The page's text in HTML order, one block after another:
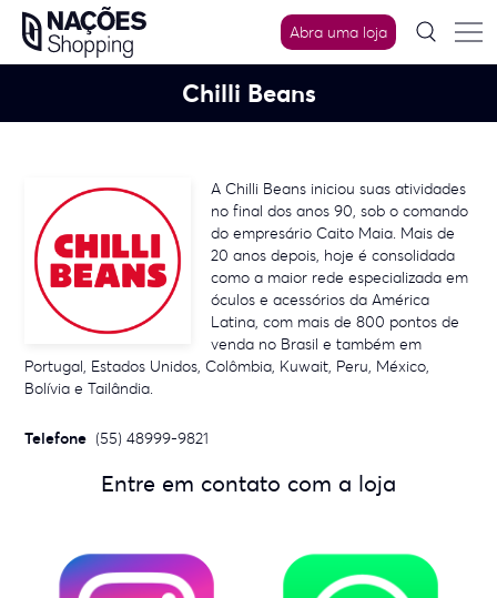
Skip
content
Abra uma loja
Chilli Beans
A Chilli Beans iniciou suas atividades
no final dos anos 90, sob o comando
do empresário Caito Maia. Mais de
20 anos depois, hoje é consolidada
como a maior rede especializada em
óculos e acessórios da América
Latina, com mais de 800 pontos de
venda no Brasil e também em
Portugal, Estados Unidos, Colômbia, Kuwait, Peru, México,
Bolívia e Tailândia.
Telefone (55) 48999-9821
Entre em contato com a loja